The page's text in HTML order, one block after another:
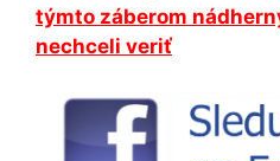
týmto záberom
nechceli veriť